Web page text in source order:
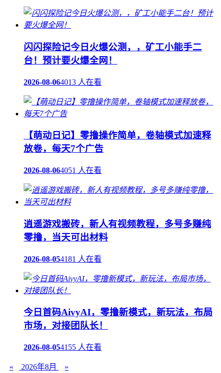
闪闪探险记今日火爆公测，，矿工小能手二
台！预计要火爆全网！
2026-08-064013 人在看
【萌动日记】零撸操作简单，卷轴模式加速释
放卷，每天7个广告
2026-08-064051 人在看
逍遥游戏搬砖，新人有视频教程，多号多赚纯
零撸，当天可出材料
2026-08-054181 人在看
今日首码AivyAI，零撸新模式，新玩法，布局
市场，对接团队长！
2026-08-054155 人在看
« 2026年8月 »